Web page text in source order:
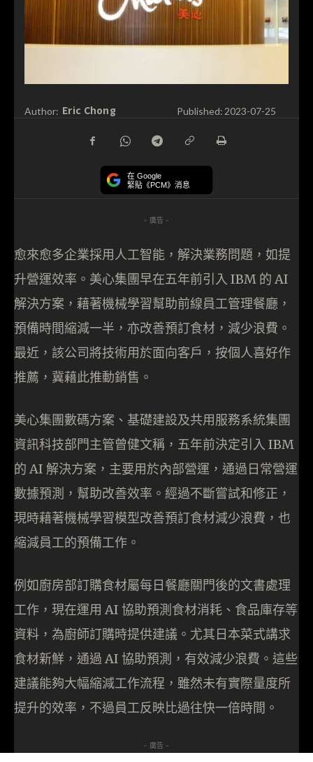
Author: Eric Chong Published: 2023-07-25
在 Google
緊貼《PCM》消息
- 廣告 -
愈來愈多企業採用人工智能，解決業務問題，如提
升營運效率。美心集團早在五年前引入 IBM 的 AI
解決方案，藉著機械學習幫助前線員工管理餐廳，
預備時間縮減一半，亦改善預訂食材，減少浪費。
最近，該公司將技術用於面向客戶，按個人喜好作
推薦，冀藉此推動銷售。
美心集團數碼方案、基礎建設及共用服務系統集團
資訊科技部門主管曾健文稱，五年前決定引入 IBM
的 AI 解決方案，主要用於內部營運，通過日常營運
數據預測，幫助改善效率。經過不斷嘗試和修正，
現時藉著機械學習模型改善預訂食材減少浪費，也
縮減員工的預備工作。
例如廚房部訂購食材屬每日餐廳關門後的文書處理
工作，現在運用 AI 協助預測食材消耗、食品庫存等
資料，為廚師訂購時提供建議。尤其日本菜式講求
食材新鮮，通過 AI 協助預測，有效減少浪費。這些
建議能夠大幅縮減工作流程，雖然未有實際量度所
提升的效率，不過員工反映比過往快一倍時間。
- 廣告 -